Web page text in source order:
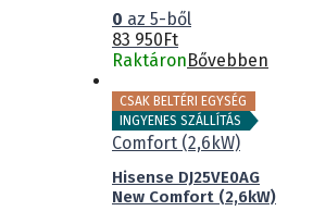
0 az 5-ből
83 950 Ft
Raktáron Bővebben
CSAK BELTÉRI EGYSÉG
INGYENES SZÁLLÍTÁS
Hisense DJ25VE0AG
New Comfort (2,6kW)